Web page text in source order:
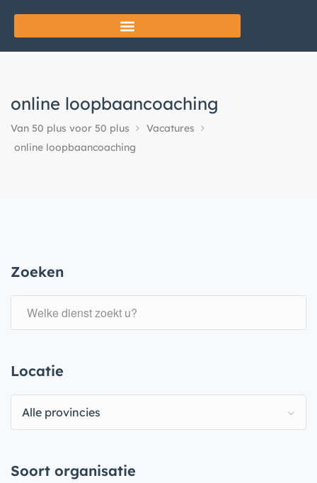
online loopbaancoaching
Van 50 plus voor 50 plus
Vacatures
online loopbaancoaching
Zoeken
Locatie
Alle provincies
Soort organisatie